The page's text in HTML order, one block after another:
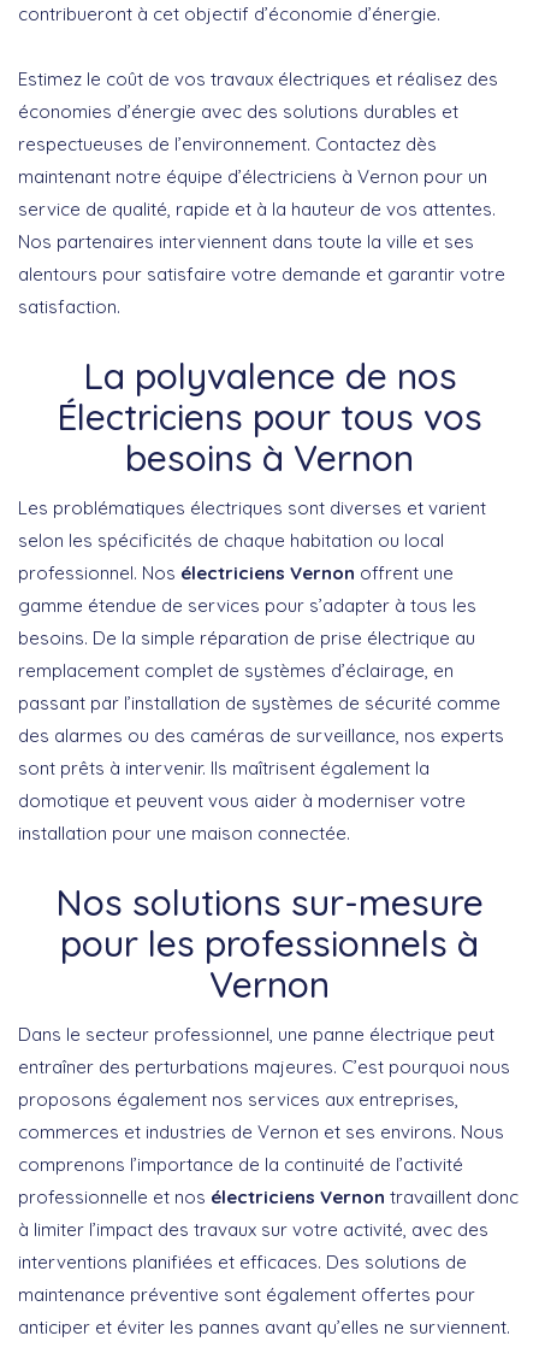
contribueront à cet objectif d’économie d’énergie.
Estimez le coût de vos travaux électriques et réalisez des
économies d’énergie avec des solutions durables et
respectueuses de l’environnement. Contactez dès
maintenant notre équipe d’électriciens à Vernon pour un
service de qualité, rapide et à la hauteur de vos attentes.
Nos partenaires interviennent dans toute la ville et ses
alentours pour satisfaire votre demande et garantir votre
satisfaction.
La polyvalence de nos
Électriciens pour tous vos
besoins à Vernon
Les problématiques électriques sont diverses et varient
selon les spécificités de chaque habitation ou local
professionnel. Nos électriciens Vernon offrent une
gamme étendue de services pour s’adapter à tous les
besoins. De la simple réparation de prise électrique au
remplacement complet de systèmes d’éclairage, en
passant par l’installation de systèmes de sécurité comme
des alarmes ou des caméras de surveillance, nos experts
sont prêts à intervenir. Ils maîtrisent également la
domotique et peuvent vous aider à moderniser votre
installation pour une maison connectée.
Nos solutions sur-mesure
pour les professionnels à
Vernon
Dans le secteur professionnel, une panne électrique peut
entraîner des perturbations majeures. C’est pourquoi nous
proposons également nos services aux entreprises,
commerces et industries de Vernon et ses environs. Nous
comprenons l’importance de la continuité de l’activité
professionnelle et nos électriciens Vernon travaillent donc
à limiter l’impact des travaux sur votre activité, avec des
interventions planifiées et efficaces. Des solutions de
maintenance préventive sont également offertes pour
anticiper et éviter les pannes avant qu’elles ne surviennent.